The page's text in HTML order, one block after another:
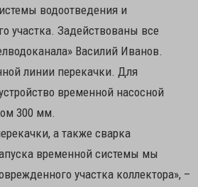
водоотведения и
участка. Задействованы все
Василий Иванов.
линии перекачки. Для
временной насосной
300 мм.
а также сварка
временной системы мы
участка коллектора», –